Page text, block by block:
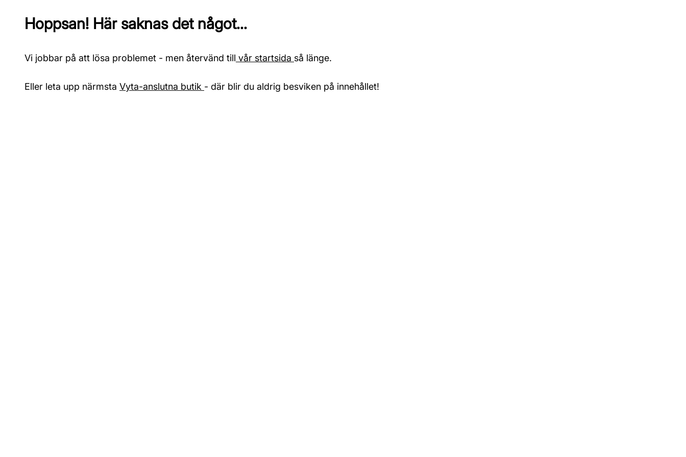
Hoppsan! Här saknas det något...
Vi jobbar på att lösa problemet - men återvänd till vår startsida så länge.
Eller leta upp närmsta Vyta-anslutna butik - där blir du aldrig besviken på innehållet!